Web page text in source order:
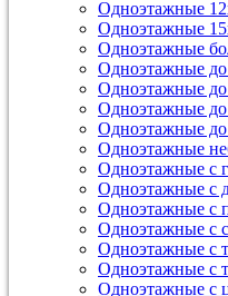
Одноэтажные
Одноэтажные
Одноэтажные
Одноэтажные
Одноэтажные
Одноэтажные
Одноэтажные
Одноэтажные
Одноэтажные с
Одноэтажные с
Одноэтажные с
Одноэтажные с
Одноэтажные с
Одноэтажные с
Одноэтажные с